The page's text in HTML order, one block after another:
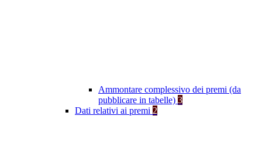
Ammontare complessivo dei premi (da
pubblicare in tabelle) 3
Dati relativi ai premi 2